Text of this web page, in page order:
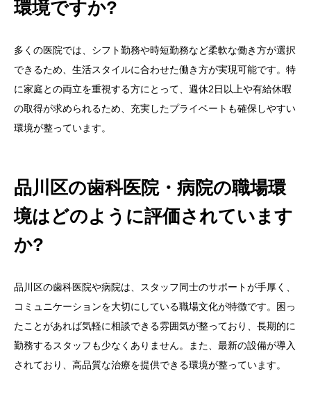
環境ですか?
多くの医院では、シフト勤務や時短勤務など柔軟な働き方が選択
できるため、生活スタイルに合わせた働き方が実現可能です。特
に家庭との両立を重視する方にとって、週休2日以上や有給休暇
の取得が求められるため、充実したプライベートも確保しやすい
環境が整っています。
品川区の歯科医院・病院の職場環
境はどのように評価されています
か?
品川区の歯科医院や病院は、スタッフ同士のサポートが手厚く、
コミュニケーションを大切にしている職場文化が特徴です。困っ
たことがあれば気軽に相談できる雰囲気が整っており、長期的に
勤務するスタッフも少なくありません。また、最新の設備が導入
されており、高品質な治療を提供できる環境が整っています。